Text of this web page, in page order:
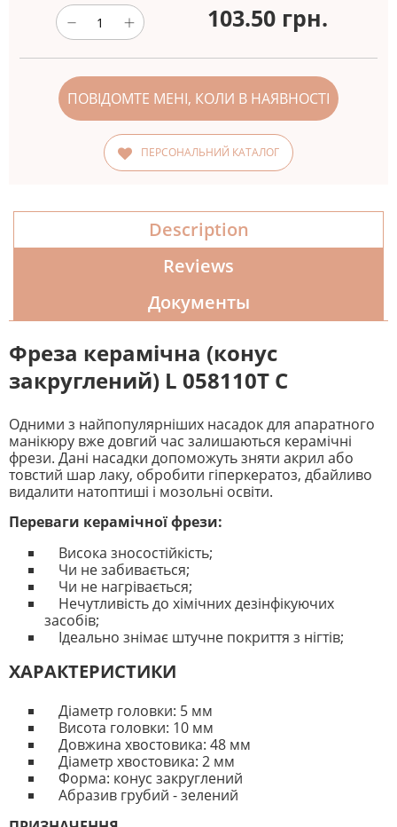
103.50 грн.
ПОВІДОМТЕ МЕНІ, КОЛИ В НАЯВНОСТІ
ПЕРСОНАЛЬНИЙ КАТАЛОГ
Description
Reviews
Документы
Фреза керамічна (конус
закруглений) L 058110T С
Одними з найпопулярніших насадок для апаратного
манікюру вже довгий час залишаються керамічні
фрези. Дані насадки допоможуть зняти акрил або
товстий шар лаку, обробити гіперкератоз, дбайливо
видалити натоптиші і мозольні освіти.
Переваги керамічної фрези:
Висока зносостійкість;
Чи не забивається;
Чи не нагрівається;
Нечутливість до хімічних дезінфікуючих
засобів;
Ідеально знімає штучне покриття з нігтів;
ХАРАКТЕРИСТИКИ
Діаметр головки: 5 мм
Висота головки: 10 мм
Довжина хвостовика: 48 мм
Діаметр хвостовика: 2 мм
Форма: конус закруглений
Абразив грубий - зелений